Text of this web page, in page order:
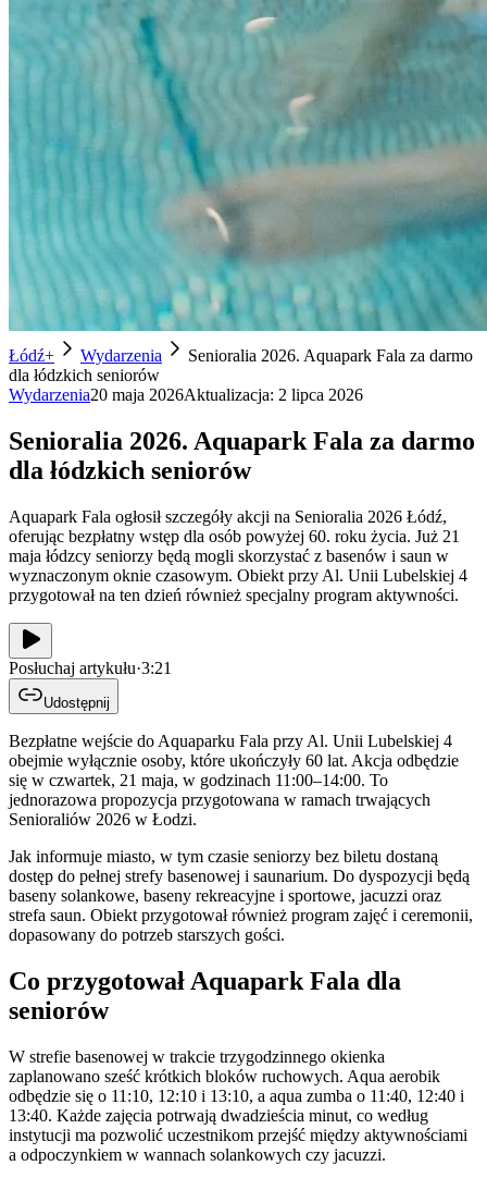
Łódź+ Wydarzenia
Senioralia 2026. Aquapark Fala za darmo
dla łódzkich seniorów
Wydarzenia20 maja 2026Aktualizacja: 2 lipca 2026
Senioralia 2026. Aquapark Fala za darmo
dla łódzkich seniorów
Aquapark Fala ogłosił szczegóły akcji na Senioralia 2026 Łódź,
oferując bezpłatny wstęp dla osób powyżej 60. roku życia. Już 21
maja łódzcy seniorzy będą mogli skorzystać z basenów i saun w
wyznaczonym oknie czasowym. Obiekt przy Al. Unii Lubelskiej 4
przygotował na ten dzień również specjalny program aktywności.
Posłuchaj artykułu·3:21
Udostępnij
Bezpłatne wejście do Aquaparku Fala przy Al. Unii Lubelskiej 4
obejmie wyłącznie osoby, które ukończyły 60 lat. Akcja odbędzie
się w czwartek, 21 maja, w godzinach 11:00–14:00. To
jednorazowa propozycja przygotowana w ramach trwających
Senioraliów 2026 w Łodzi.
Jak informuje miasto, w tym czasie seniorzy bez biletu dostaną
dostęp do pełnej strefy basenowej i saunarium. Do dyspozycji będą
baseny solankowe, baseny rekreacyjne i sportowe, jacuzzi oraz
strefa saun. Obiekt przygotował również program zajęć i ceremonii,
dopasowany do potrzeb starszych gości.
Co przygotował Aquapark Fala dla
seniorów
W strefie basenowej w trakcie trzygodzinnego okienka
zaplanowano sześć krótkich bloków ruchowych. Aqua aerobik
odbędzie się o 11:10, 12:10 i 13:10, a aqua zumba o 11:40, 12:40 i
13:40. Każde zajęcia potrwają dwadzieścia minut, co według
instytucji ma pozwolić uczestnikom przejść między aktywnościami
a odpoczynkiem w wannach solankowych czy jacuzzi.